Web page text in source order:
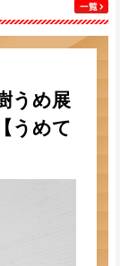
うめ展
うめて